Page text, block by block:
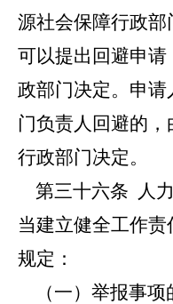
源社会保障行政部
可以提出回避申
政部门决定。申
门负责人回避的
行政部门决定。
第三十六条 人
当建立健全工作
规定：
（一）举报事项